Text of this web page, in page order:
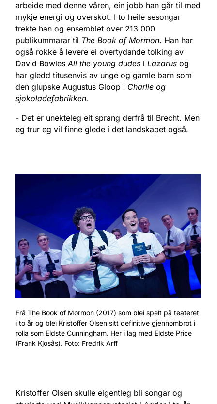
arbeide med denne våren, ein jobb han går til med
mykje energi og overskot. I to heile sesongar
trekte han og ensemblet over 213 000
publikummarar til The Book of Mormon. Han har
også rokke å levere ei overtydande tolking av
David BowiesAll the young dudes i Lazarus og
har gledd titusenvis av unge og gamle barn som
den glupske Augustus Gloop i Charlie og
sjokoladefabrikken.
- Det er unekteleg eit sprang derfrå til Brecht. Men
eg trur eg vil finne glede i det landskapet også.
Frå The Book of Mormon (2017) som blei spelt på teateret
i to år og blei Kristoffer Olsen sitt definitive gjennombrot i
rolla som Eldste Cunningham. Her i lag med Eldste Price
(Frank Kjosås). Foto: Fredrik Arff
Kristoffer Olsen skulle eigentleg bli songar og